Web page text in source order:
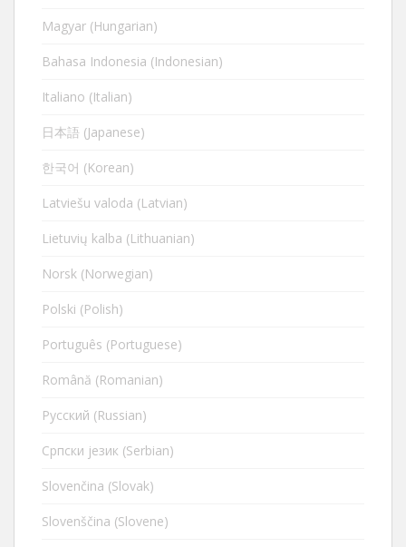
Magyar (Hungarian)
Bahasa Indonesia (Indonesian)
Italiano (Italian)
日本語 (Japanese)
한국어 (Korean)
Latviešu valoda (Latvian)
Lietuvių kalba (Lithuanian)
Norsk (Norwegian)
Polski (Polish)
Português (Portuguese)
Română (Romanian)
Русский (Russian)
Cрпски језик (Serbian)
Slovenčina (Slovak)
Slovenščina (Slovene)